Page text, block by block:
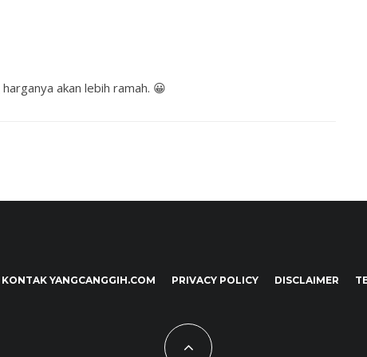
akan lebih ramah. 😀
KONTAK YANGCANGGIH.COM PRIVACY POLICY DISCLAIMER